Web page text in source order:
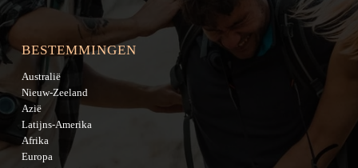
BESTEMMINGEN
Australië
Nieuw-Zeeland
Azië
Latijns-Amerika
Afrika
Europa